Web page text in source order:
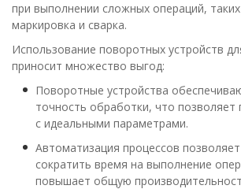
при выполнении сложных операций, таких
маркировка и сварка.
Использование поворотных устройств
приносит множество выгод:
Поворотные устройства
точность обработки, что позволяет
с идеальными параметрами.
Автоматизация процессов
сократить время на выполнение
повышает общую